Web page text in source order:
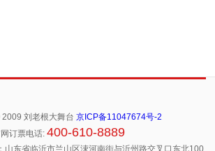
刘老根大舞台京ICP备11047674号-2
订票电话: 400-610-8889
山东省临沂市兰山区涑河南街与沂州路交叉口东北100